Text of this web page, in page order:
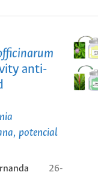
anti-
potencial
26-